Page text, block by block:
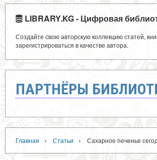
LIBRARY.KG - Цифровая
Создайте свою авторскую коллекцию статей,
зарегистрироваться в качестве автора.
ПАРТНЁРЫ
Главная › Статьи › Сахарное печенье